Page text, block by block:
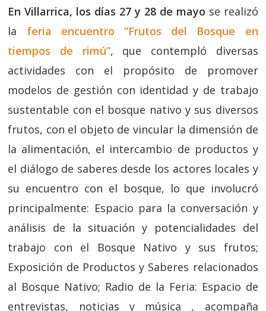
En Villarrica, los días 27 y 28 de mayo se realizó
la feria encuentro “Frutos del Bosque en
tiempos de rimú”, que contempló diversas
actividades con el propósito de promover
modelos de gestión con identidad y de trabajo
sustentable con el bosque nativo y sus diversos
frutos, con el objeto de vincular la dimensión de
la alimentación, el intercambio de productos y
el diálogo de saberes desde los actores locales y
su encuentro con el bosque, lo que involucró
principalmente: Espacio para la conversación y
análisis de la situación y potencialidades del
trabajo con el Bosque Nativo y sus frutos;
Exposición de Productos y Saberes relacionados
al Bosque Nativo; Radio de la Feria: Espacio de
entrevistas, noticias y música , acompaña